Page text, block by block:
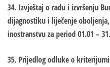
34. Izvještaj o radu i izvršenju
dijagnostiku i liječenje
inostranstvu za period 01.01 –
35. Prijedlog odluke o